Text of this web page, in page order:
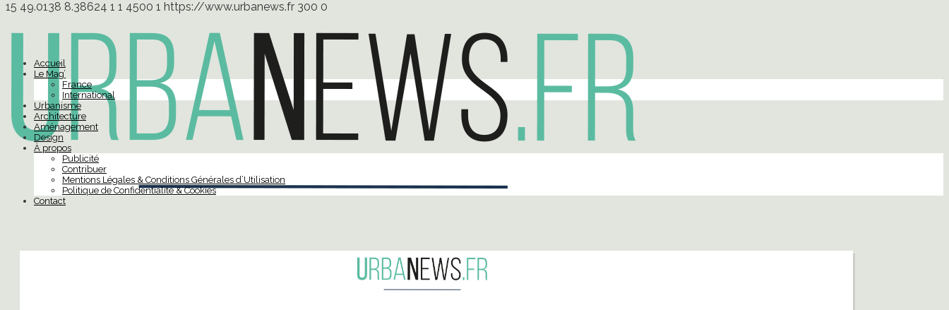
15 49.0138 8.38624 1 1 4500 1 https://www.urbanews.fr 300 0
Accueil
Le Mag’
France
International
Urbanisme
Architecture
Aménagement
Design
À propos
Publicité
Contribuer
Mentions Légales & Conditions Générales d’Utilisation
Politique de Confidentialité & Cookies
Contact